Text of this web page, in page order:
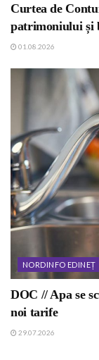
Curtea de
patrimoniului și
01.08.2026
NORDINFO EDINEȚ
DOC // Apa se
noi tarife
29.07.2026